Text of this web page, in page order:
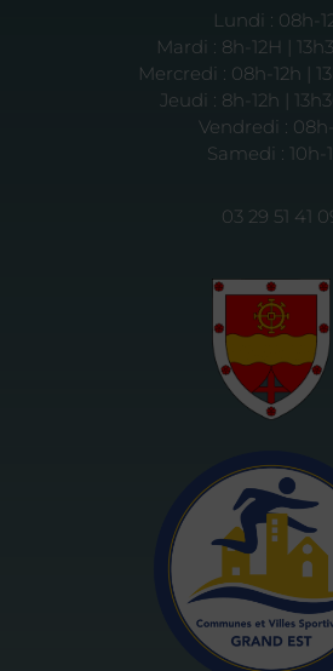
Lundi : 08h-
Mardi : 8h-12H |
Mercredi : 08h-12h |
Jeudi : 8h-12h |
Vendredi :
Samedi : 10h-
03 29 51 41